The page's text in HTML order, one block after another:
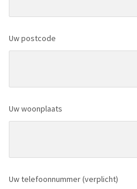
Uw postcode
Uw woonplaats
Uw telefoonnummer (verplicht)